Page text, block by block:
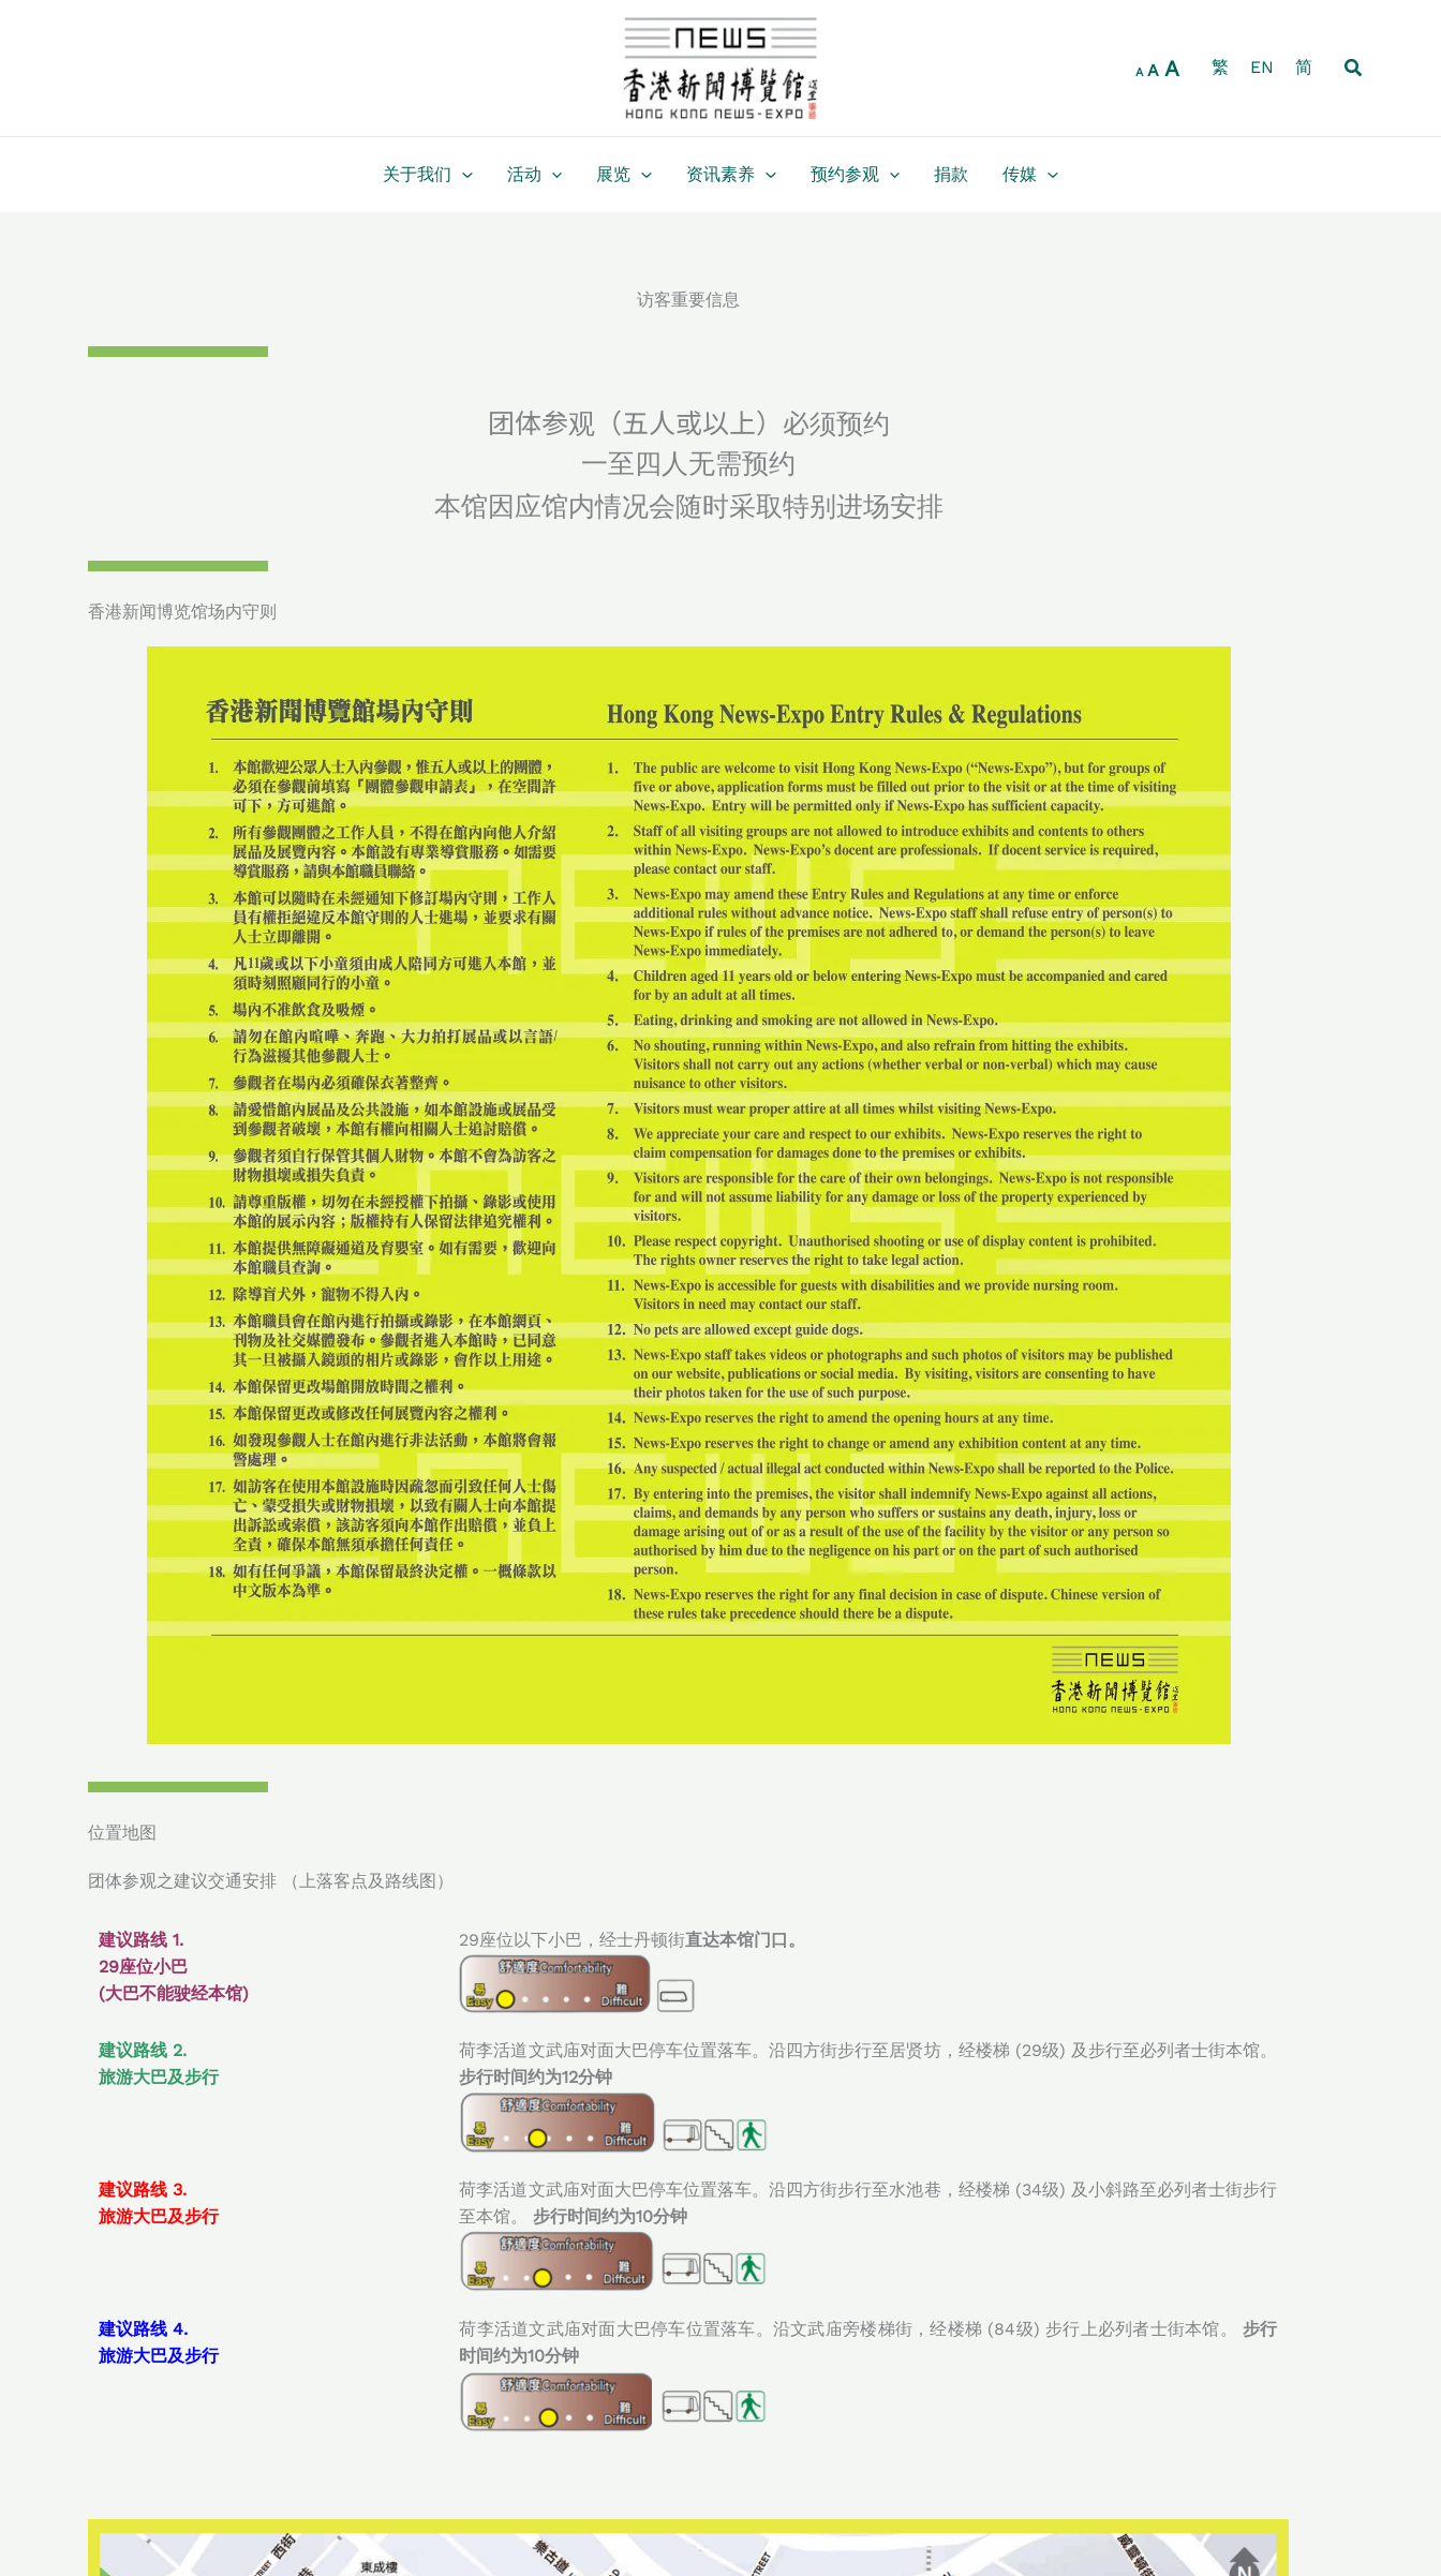
Asize.
Asize.
Asize.
繁 EN 简
搜
关于我们 活动 展览 资讯素养 预约参观 捐款 传媒
访客重要信息
团体参观（五人或以上）必须预约
一至四人无需预约
本馆因应馆内情况会随时采取特别进场安排
香港新闻博览馆场内守则
位置地图
团体参观之建议交通安排 （上落客点及路线图）
建议路线 1.
29座位小巴
(大巴不能驶经本馆)
29座位以下小巴，经士丹顿街直达本馆门口。
建议路线 2.
旅游大巴及步行
荷李活道文武庙对面大巴停车位置落车。沿四方街步行至居贤坊，经楼梯 (29级) 及步行至必列者士街本馆。
步行时间约为12分钟
建议路线 3.
旅游大巴及步行
荷李活道文武庙对面大巴停车位置落车。沿四方街步行至水池巷，经楼梯 (34级) 及小斜路至必列者士街步行
至本馆。步行时间约为10分钟
建议路线 4.
旅游大巴及步行
荷李活道文武庙对面大巴停车位置落车。沿文武庙旁楼梯街，经楼梯 (84级) 步行上必列者士街本馆。步行
时间约为10分钟